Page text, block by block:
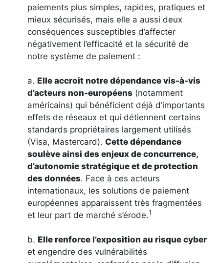
paiements plus simples, rapides, pratiques et
mieux sécurisés, mais elle a aussi deux
conséquences susceptibles d’affecter
négativement l’efficacité et la sécurité de
notre système de paiement :
a. Elle accroit notre dépendance vis-à-vis
d’acteurs non-européens (notamment
américains) qui bénéficient déjà d’importants
effets de réseaux et qui détiennent certains
standards propriétaires largement utilisés
(Visa, Mastercard). Cette dépendance
soulève ainsi des enjeux de concurrence,
d’autonomie stratégique et de protection
des données. Face à ces acteurs
internationaux, les solutions de paiement
européennes apparaissent très fragmentées
et leur part de marché s’érode.1
b. Elle renforce l’exposition au risque cyber
et engendre des vulnérabilités